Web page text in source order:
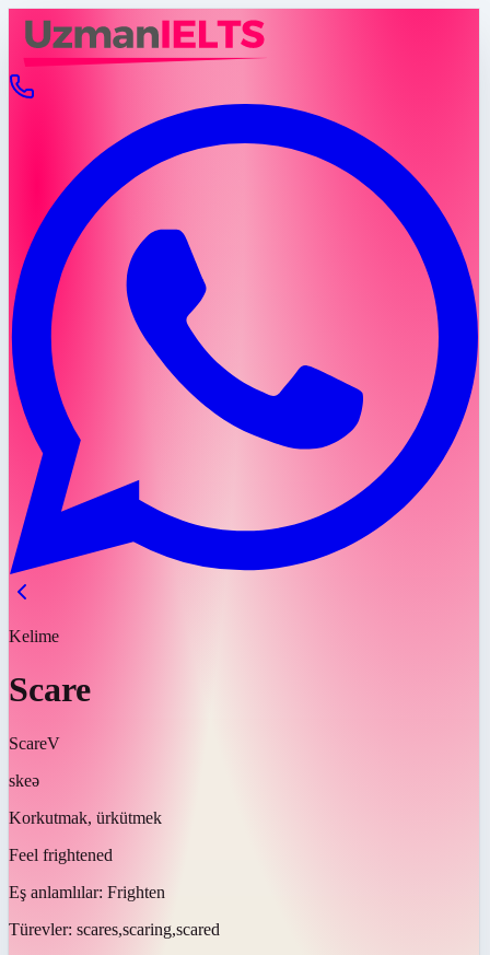
Kelime
Scare
ScareV
skeə
Korkutmak, ürkütmek
Feel frightened
Eş anlamlılar: Frighten
Türevler: scares,scaring,scared